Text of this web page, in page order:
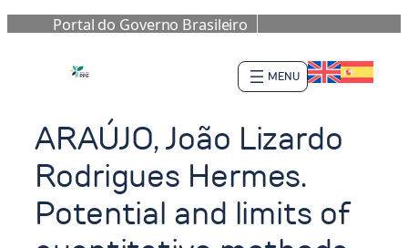
Portal do Governo Brasileiro
para
o
ARAÚJO, João Lizardo
Rodrigues Hermes.
Potential and limits of